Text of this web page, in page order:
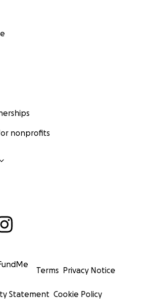
nonprofits
Terms Privacy Notice
Statement Cookie Policy